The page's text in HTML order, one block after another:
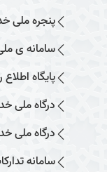
پنجره ملی
سامانه ی
پایگاه
درگاه ملی
درگاه ملی
سامانه